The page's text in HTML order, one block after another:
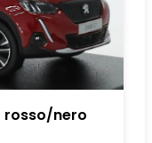
rosso/nero